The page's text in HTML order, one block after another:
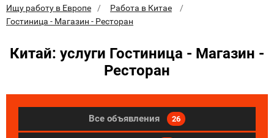
Ищу работу в Европе
Работа в Китае
Гостиница - Магазин - Ресторан
Китай: услуги Гостиница - Магазин -
Ресторан
Все объявления 26